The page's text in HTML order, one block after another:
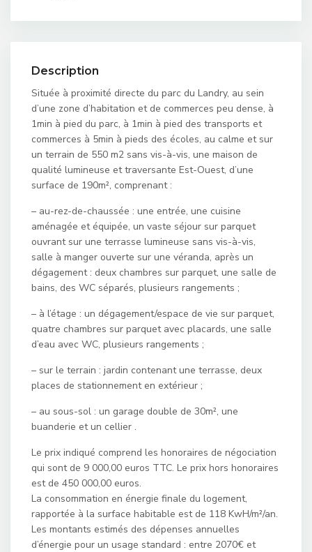
Description
Située à proximité directe du parc du Landry, au sein
d’une zone d’habitation et de commerces peu dense, à
1min à pied du parc, à 1min à pied des transports et
commerces à 5min à pieds des écoles, au calme et sur
un terrain de 550 m2 sans vis-à-vis, une maison de
qualité lumineuse et traversante Est-Ouest, d’une
surface de 190m², comprenant :
– au-rez-de-chaussée : une entrée, une cuisine
aménagée et équipée, un vaste séjour sur parquet
ouvrant sur une terrasse lumineuse sans vis-à-vis,
salle à manger ouverte sur une véranda, après un
dégagement : deux chambres sur parquet, une salle de
bains, des WC séparés, plusieurs rangements ;
– à l’étage : un dégagement/espace de vie sur parquet,
quatre chambres sur parquet avec placards, une salle
d’eau avec WC, plusieurs rangements ;
– sur le terrain : jardin contenant une terrasse, deux
places de stationnement en extérieur ;
– au sous-sol : un garage double de 30m², une
buanderie et un cellier .
Le prix indiqué comprend les honoraires de négociation
qui sont de 9 000,00 euros TTC. Le prix hors honoraires
est de 450 000,00 euros.
La consommation en énergie finale du logement,
rapportée à la surface habitable est de 118 KwH/m²/an.
Les montants estimés des dépenses annuelles
d’énergie pour un usage standard : entre 2070€ et